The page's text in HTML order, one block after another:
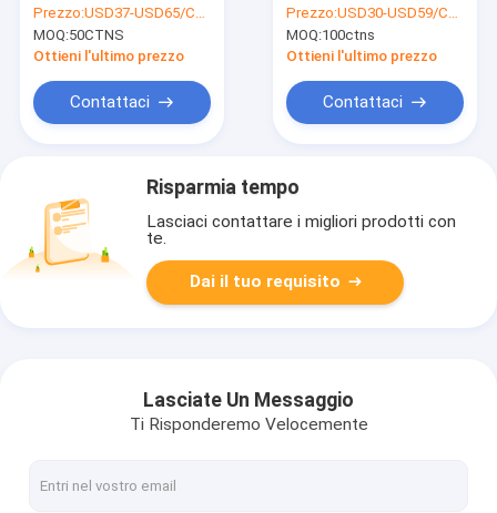
stile giapponese
Prezzo:USD37-USD65/CTN
MOQ:50CTNS
Ottieni l'ultimo prezzo
Contattaci
sfalda polvere di
Hondashi delle
azione di minestra
Prezzo:USD30-USD59/CTN
MOQ:100ctns
Ottieni l'ultimo prezzo
Contattaci
Risparmia tempo
Lasciaci contattare i migliori prodotti con
te.
Dai il tuo requisito
Lasciate Un Messaggio
Ti Risponderemo Velocemente